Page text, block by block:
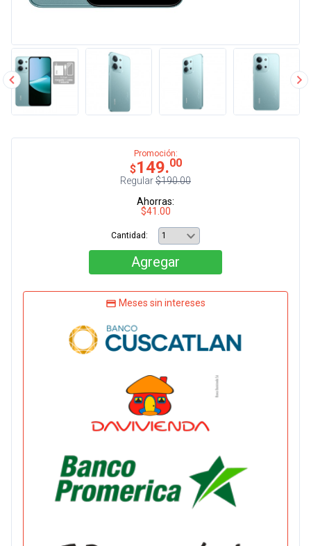
Promoción:
$149.00
Regular$190.00
Ahorras:
$41.00
Cantidad:
Agregar
Meses sin intereses